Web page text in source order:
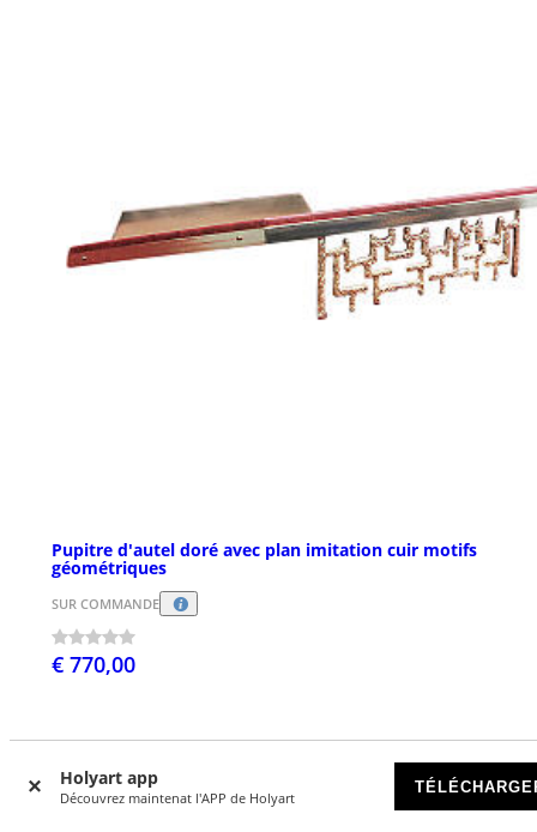
Holyart app
Découvrez maintenat l'APP de Holyart
Pupitre d'autel doré avec plan imitation cuir motifs
géométriques
SUR COMMANDE
€ 770,00